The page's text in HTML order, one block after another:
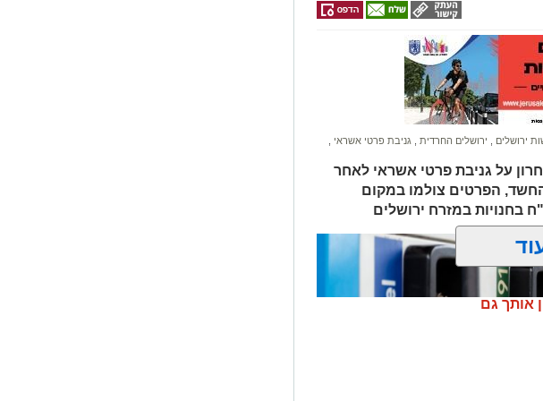
וירד לסייע להם בחבילות, אך מסיבה
אנוש והחלו לבצע עליו פעולות
הר הצופים אולם חרף מאמצי
החרדית" בוואטסאפ לחצו כאן
צרו איתנו קשר במייל
ירושלים ירושלים החרדית גניבת פרטי אשראי
על גניבת פרטי אשראי לאחר
הפרטים צולמו במקום
אותך גם